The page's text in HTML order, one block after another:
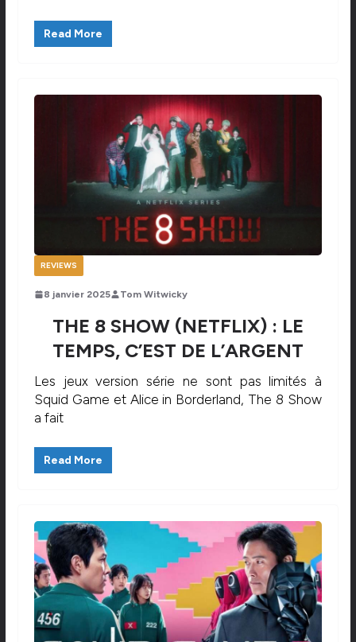
Read More
REVIEWS
8 janvier 2025 Tom Witwicky
THE 8 SHOW (NETFLIX) : LE
TEMPS, C’EST DE L’ARGENT
Les jeux version série ne sont pas limités à
Squid Game et Alice in Borderland, The 8 Show
a fait
Read More